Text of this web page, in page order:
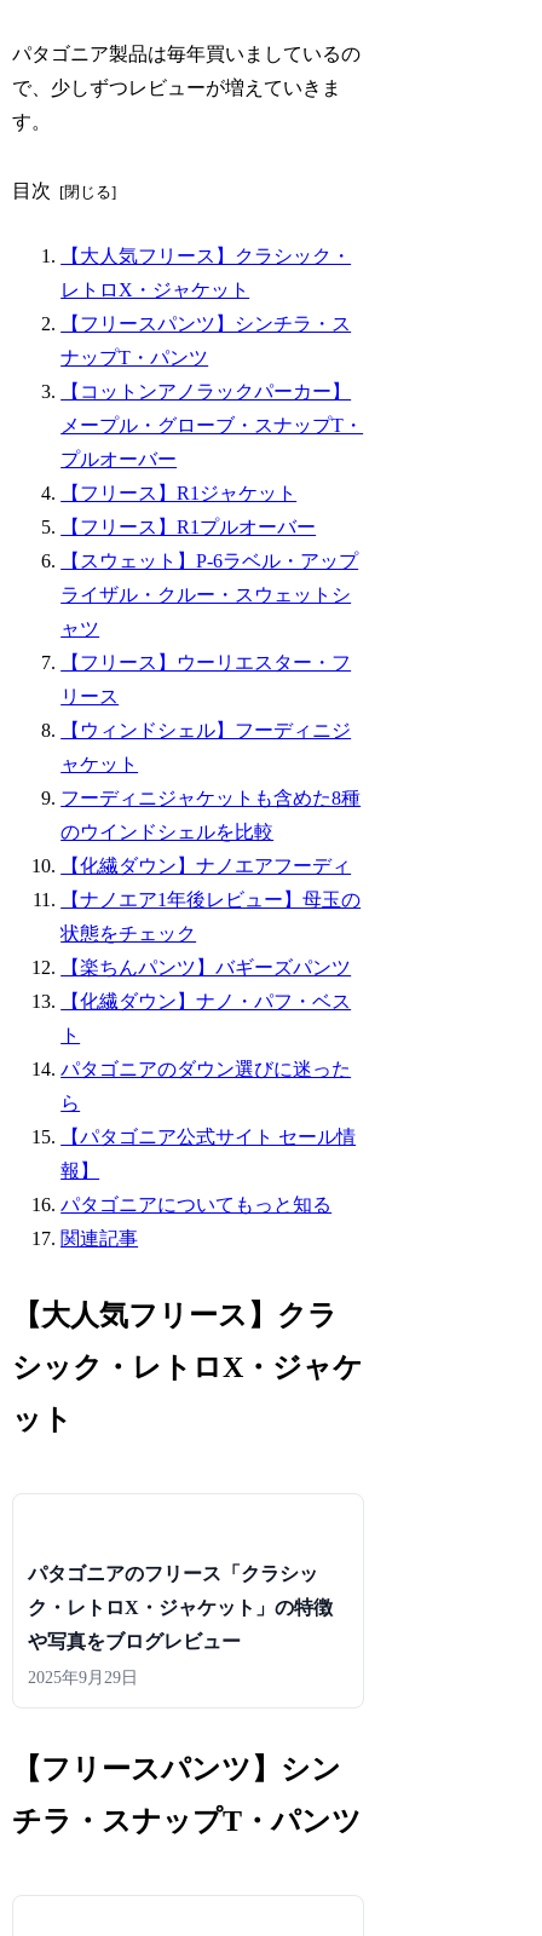
パタゴニア製品は毎年買いましているの
で、少しずつレビューが増えていきま
す。
目次
【大人気フリース】クラシック・
レトロX・ジャケット
【フリースパンツ】シンチラ・ス
ナップT・パンツ
【コットンアノラックパーカー】
メープル・グローブ・スナップT・
プルオーバー
【フリース】R1ジャケット
【フリース】R1プルオーバー
【スウェット】P-6ラベル・アップ
ライザル・クルー・スウェットシ
ャツ
【フリース】ウーリエスター・フ
リース
【ウィンドシェル】フーディニジ
ャケット
フーディニジャケットも含めた8種
のウインドシェルを比較
【化繊ダウン】ナノエアフーディ
【ナノエア1年後レビュー】母玉の
状態をチェック
【楽ちんパンツ】バギーズパンツ
【化繊ダウン】ナノ・パフ・ベス
ト
パタゴニアのダウン選びに迷った
ら
【パタゴニア公式サイト セール情
報】
パタゴニアについてもっと知る
関連記事
【大人気フリース】クラ
シック・レトロX・ジャケ
ット
パタゴニアのフリース「クラシッ
ク・レトロX・ジャケット」の特徴
や写真をブログレビュー
2025年9月29日
【フリースパンツ】シン
チラ・スナップT・パンツ